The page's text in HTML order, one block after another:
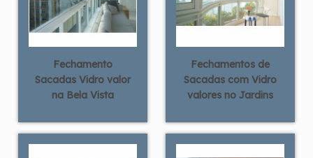
Fechamento
Sacadas Vidro valor
na Bela Vista
Fechamentos de
Sacadas com Vidro
valores no Jardins